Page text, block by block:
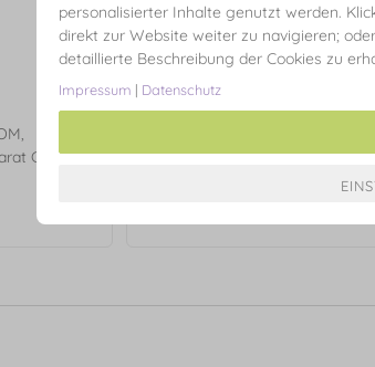
Gelbgold
Halskette BLOOM, Amethyst/
18 Karat Gelbgold
personalisierter Inhalte genutzt werden.
direkt zur Website weiter zu navigieren;
detaillierte Beschreibung der Cookies zu
Impressum | Datenschutz